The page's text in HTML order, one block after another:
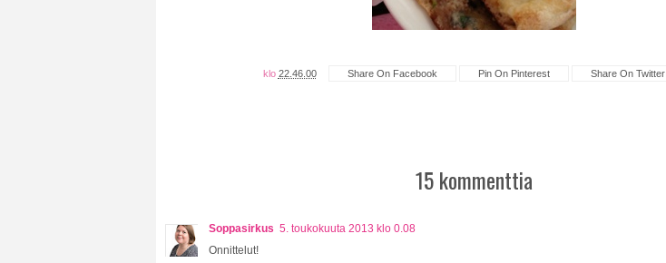
klo 22.46.00 Share On Facebook Pin On Pinterest Share On Twitter
15 kommenttia
Soppasirkus 5. toukokuuta 2013 klo 0.08
Onnittelut!